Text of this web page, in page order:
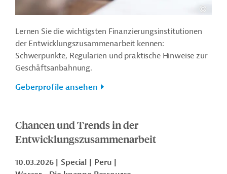
Lernen Sie die wichtigsten Finanzierungsinstitutionen
der Entwicklungszusammenarbeit kennen:
Schwerpunkte, Regularien und praktische Hinweise zur
Geschäftsanbahnung.
Geberprofile ansehen
Chancen und Trends in der
Entwicklungszusammenarbeit
10.03.2026 Special
Peru